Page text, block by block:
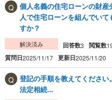
個人名義の住宅ローンの財
人で住宅ローンを組んでい
すか？
解決済み 回答数3 閲覧数
質問日2025/11/17 更新日2025/11/20
登記の手順を教えてくださ
法定相続...